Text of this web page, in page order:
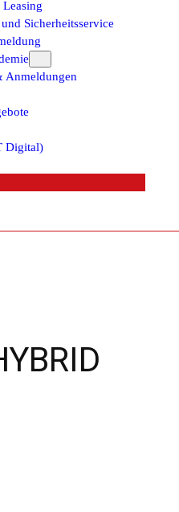
Sicherheitsservice
Anmeldungen
Digital)